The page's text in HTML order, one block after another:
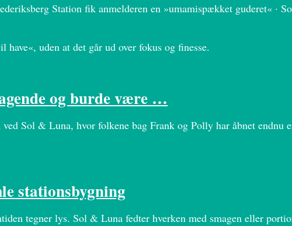
Station fik anmelderen en »umamispækket guderet« ·
uden at det går ud over fokus og finesse.
og burde være …
Sol & Luna, hvor folkene bag Frank og Polly har åbnet endnu
stationsbygning
tegner lys. Sol & Luna fedter hverken med smagen eller